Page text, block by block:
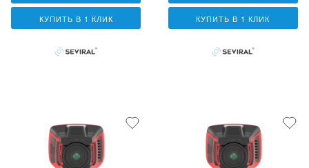
КУПИТЬ В 1 КЛИК КУПИТЬ В 1 КЛИК